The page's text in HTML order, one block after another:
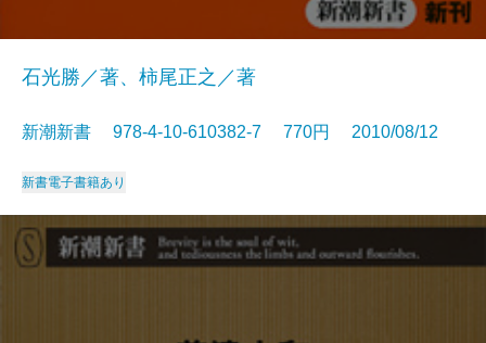
石光勝／著、柿尾正之／著
新潮新書 978-4-10-610382-7 770円 2010/08/12
新書電子書籍あり